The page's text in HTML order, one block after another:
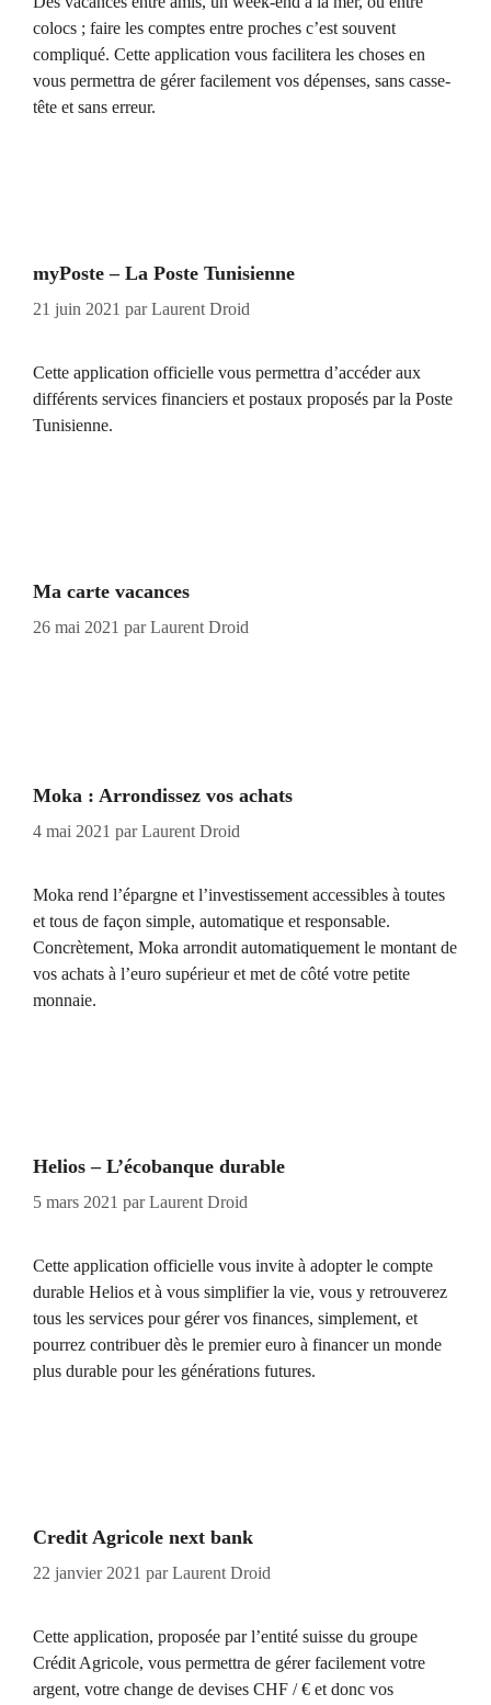
colocs ; faire les comptes entre proches c’est souvent
compliqué. Cette application vous facilitera les choses en
vous permettra de gérer facilement vos dépenses, sans casse-
tête et sans erreur.
myPoste – La Poste Tunisienne
21 juin 2021 parLaurent Droid
Cette application officielle vous permettra d’accéder aux
différents services financiers et postaux proposés par la Poste
Tunisienne.
Ma carte vacances
26 mai 2021 parLaurent Droid
Moka : Arrondissez vos achats
4 mai 2021 parLaurent Droid
Moka rend l’épargne et l’investissement accessibles à toutes
et tous de façon simple, automatique et responsable.
Concrètement, Moka arrondit automatiquement le montant de
vos achats à l’euro supérieur et met de côté votre petite
monnaie.
Helios – L’écobanque durable
5 mars 2021 parLaurent Droid
Cette application officielle vous invite à adopter le compte
durable Helios et à vous simplifier la vie, vous y retrouverez
tous les services pour gérer vos finances, simplement, et
pourrez contribuer dès le premier euro à financer un monde
plus durable pour les générations futures.
Credit Agricole next bank
22 janvier 2021 parLaurent Droid
Cette application, proposée par l’entité suisse du groupe
Crédit Agricole, vous permettra de gérer facilement votre
argent, votre change de devises CHF / € et donc vos